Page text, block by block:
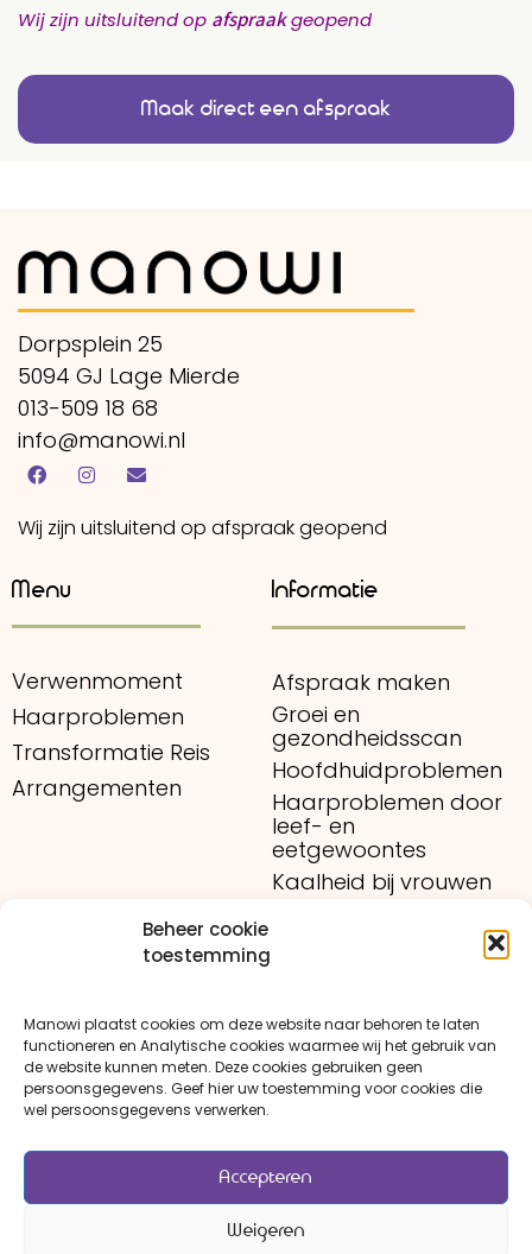
Beheer cookie
toestemming
Manowi plaatst cookies om deze website naar behoren te laten
functioneren en Analytische cookies waarmee wij het gebruik van
de website kunnen meten. Deze cookies gebruiken geen
persoonsgegevens. Geef hier uw toestemming voor cookies die
wel persoonsgegevens verwerken.
Accepteren
Weigeren
Wij zijn uitsluitend op afspraakgeopend
Maak direct een afspraak
Dorpsplein 25
5094 GJ Lage Mierde
013-509 18 68
info@manowi.nl
Wij zijn uitsluitend op afspraak geopend
Menu
Verwenmoment
Haarproblemen
Transformatie Reis
Arrangementen
Informatie
Afspraak maken
Groei en
gezondheidsscan
Hoofdhuidproblemen
Haarproblemen door
leef- en
eetgewoontes
Kaalheid bij vrouwen
Contact
Algemene Voorwaarden
Privacy Policy